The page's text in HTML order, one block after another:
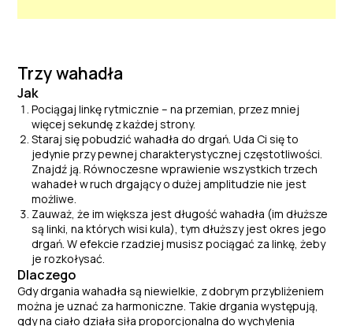
Trzy wahadła
Jak
Pociągaj linkę rytmicznie – na przemian, przez mniej
więcej sekundę zkażdej strony.
Staraj się pobudzić wahadła do drgań. Uda Ci się to
jedynie przy pewnej charakterystycznej częstotliwości.
Znajdź ją. Równoczesne wprawienie wszystkich trzech
wahadeł wruch drgający odużej amplitudzie nie jest
możliwe.
Zauważ, że im większa jest długość wahadła (im dłuższe
są linki, na których wisi kula), tym dłuższy jest okres jego
drgań. W efekcie rzadziej musisz pociągać za linkę, żeby
je rozkołysać.
Dlaczego
Gdy drgania wahadła są niewielkie, zdobrym przybliżeniem
można je uznać za harmoniczne. Takie drgania występują,
gdy na ciało działa siła proporcjonalna do wychylenia